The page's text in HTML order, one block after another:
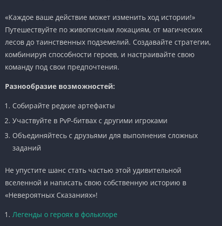
«Каждое ваше действие может изменить ход истории!»
Путешествуйте по живописным локациям, от магических
лесов до таинственных подземелий. Создавайте стратегии,
комбинируя способности героев, и настраивайте свою
команду под свои предпочтения.
Разнообразие возможностей:
Собирайте редкие артефакты
Участвуйте в PvP-битвах с другими игроками
Объединяйтесь с друзьями для выполнения сложных
заданий
Не упустите шанс стать частью этой удивительной
вселенной и написать свою собственную историю в
«Невероятных Сказаниях»!
Легенды о героях в фольклоре